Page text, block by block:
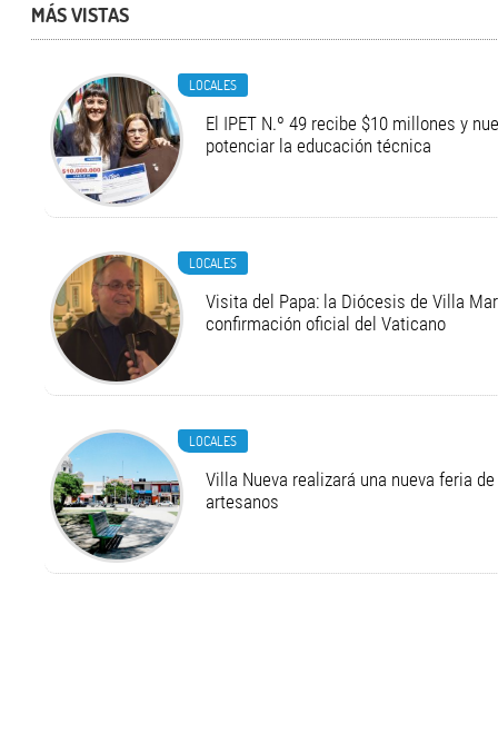
MÁS VISTAS
LOCALES
El IPET N.º 49 recibe $10 millones y
potenciar la educación técnica
LOCALES
Visita del Papa: la Diócesis de Villa
confirmación oficial del Vaticano
LOCALES
Villa Nueva realizará una nueva feria
artesanos